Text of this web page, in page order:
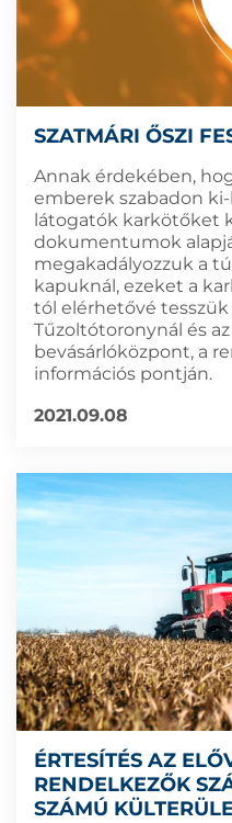
SZATMÁRI ŐSZI
Annak érdekében,
emberek szabadon ki-
látogatók karkötőket
dokumentumok
megakadályozzuk a
kapuknál, ezeket a
tól elérhetővé tesszük
Tűzoltótoronynál és
bevásárlóközpont, a
információs pontján.
2021.09.08
ÉRTESÍTÉS AZ
RENDELKEZŐK
SZÁMÚ